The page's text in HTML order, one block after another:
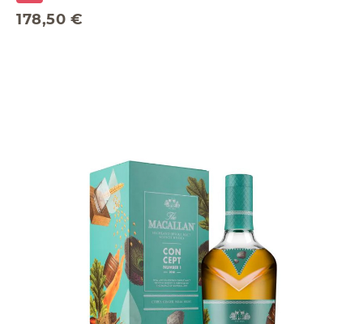
178,50 €